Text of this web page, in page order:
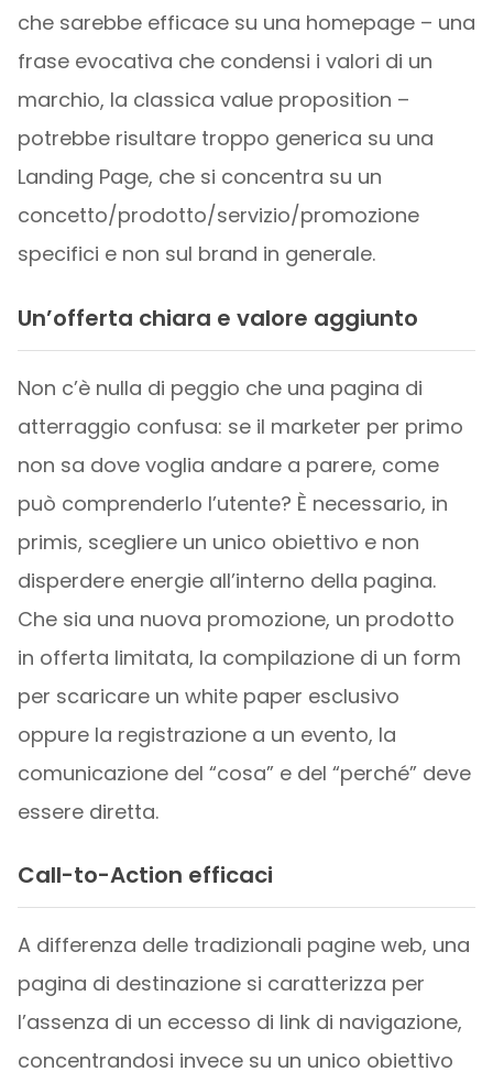
che sarebbe efficace su una homepage – una
frase evocativa che condensi i valori di un
marchio, la classica value proposition –
potrebbe risultare troppo generica su una
Landing Page, che si concentra su un
concetto/prodotto/servizio/promozione
specifici e non sul brand in generale.
Un’offerta chiara e valore aggiunto
Non c’è nulla di peggio che una pagina di
atterraggio confusa: se il marketer per primo
non sa dove voglia andare a parere, come
può comprenderlo l’utente? È necessario, in
primis, scegliere un unico obiettivo e non
disperdere energie all’interno della pagina.
Che sia una nuova promozione, un prodotto
in offerta limitata, la compilazione di un form
per scaricare un white paper esclusivo
oppure la registrazione a un evento, la
comunicazione del “cosa” e del “perché” deve
essere diretta.
Call-to-Action efficaci
A differenza delle tradizionali pagine web, una
pagina di destinazione si caratterizza per
l’assenza di un eccesso di link di navigazione,
concentrandosi invece su un unico obiettivo